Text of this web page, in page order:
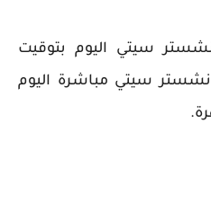
سيتي اليوم بتوقيت
سيتي مباشرة اليوم